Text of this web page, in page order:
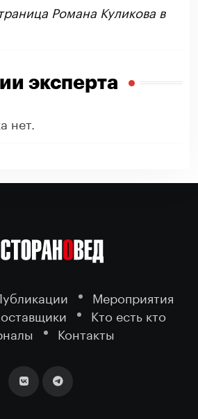
Романа Куликова в
эксперта
нет.
Мероприятия
Кто есть кто
Контакты